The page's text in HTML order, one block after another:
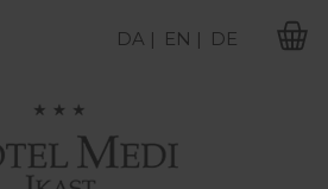
DA | EN | DE